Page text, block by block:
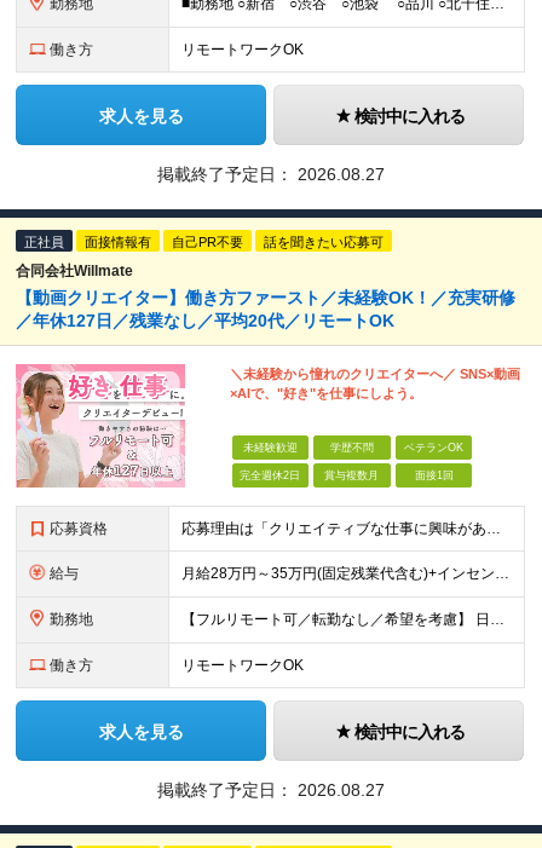
勤務地 ■勤務地 ○新宿 ○渋谷 ○池袋 ○品川 ○北千住 ※あなたの経験やスキルに応じて研修先は、 面談時にてご相談させていただきます。 (変更の範囲)上記を除く当社関連勤務地 ■本社 東
働き方 リモートワークOK
求人を見る 検討中に入れる
掲載終了予定日： 2026.08.27
正社員 面接情報有 自己PR不要 話を聞きたい応募可
合同会社Willmate
【動画クリエイター】働き方ファースト／未経験OK！／充実研修
／年休127日／残業なし／平均20代／リモートOK
＼未経験から憧れのクリエイターへ／ SNS×動画
×AIで、"好き"を仕事にしよう。
未経験歓迎 学歴不問 ベテランOK
完全週休2日 賞与複数月 面接1回
応募資格 応募理由は「クリエイティブな仕事に興味がある」でOK！ #学歴不問 #未経験OK ★1つでも当てはまれば、マッチング率高め★ □ SNSやYouTubeに興味がある方 □ アイデアを考えることが好き
給与 月給28万円～35万円(固定残業代含む)+インセンティブ＋各種手当 ※経験・能力等を考慮の上、決定します。 ※残業はほとんどありませんが、発生した場合は時間外手当を100％支給します。 【固定残業
勤務地 【フルリモート可／転勤なし／希望を考慮】 日本47都道府県、どこでも就業可能！ （東京・神奈川・埼玉・千葉・北海道・宮城・愛知・大阪・福岡・新潟など 各拠点近郊のプロジェクト先） 【Point】
働き方 リモートワークOK
求人を見る 検討中に入れる
掲載終了予定日： 2026.08.27